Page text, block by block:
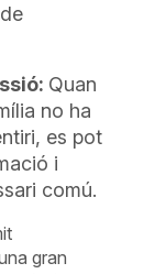
Quan
no ha
es pot
i
comú.
gran